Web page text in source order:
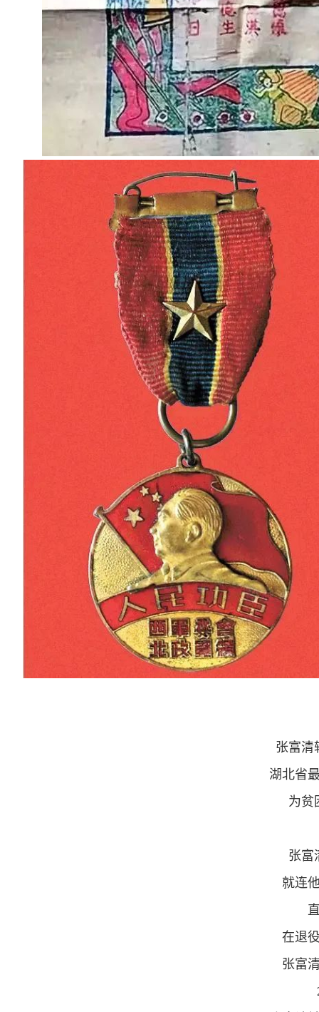
张富清
湖北省
为贫
张富
就连
在退
张富